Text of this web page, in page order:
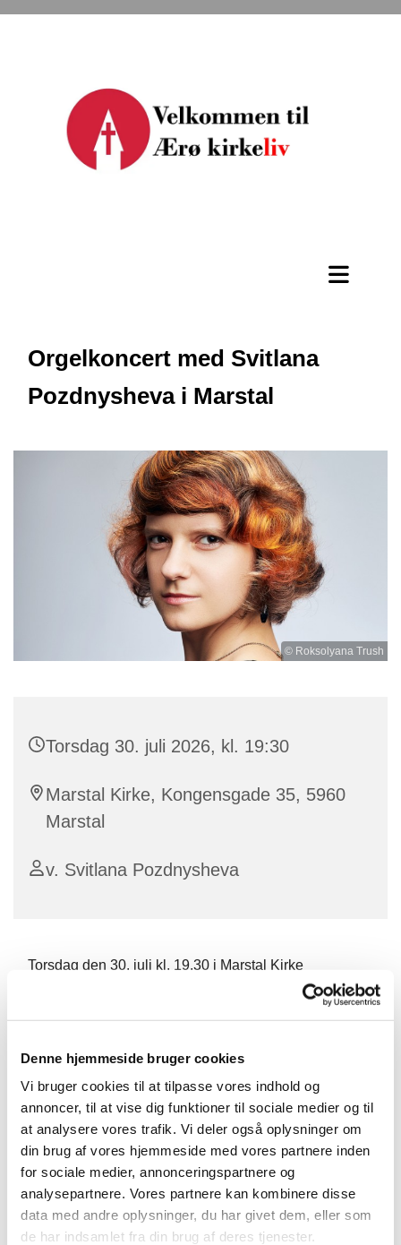
Denne hjemmeside bruger cookies
Vi bruger cookies til at tilpasse vores indhold og
annoncer, til at vise dig funktioner til sociale medier og til
at analysere vores trafik. Vi deler også oplysninger om
din brug af vores hjemmeside med vores partnere inden
for sociale medier, annonceringspartnere og
analysepartnere. Vores partnere kan kombinere disse
data med andre oplysninger, du har givet dem, eller som
de har indsamlet fra din brug af deres tjenester.
Orgelkoncert med Svitlana
Pozdnysheva i Marstal
© Roksolyana Trush
Torsdag 30. juli 2026, kl. 19:30
Marstal Kirke, Kongensgade 35, 5960
Marstal
v. Svitlana Pozdnysheva
Torsdag den 30. juli kl. 19.30 i Marstal Kirke
endnu ikke slået på flugt. Tværtimod er kunst og kultur
med til at opretholde en eller anden form for normalitet
midt i krigens gru.
Svitlana Pozdnysheva er fra Ukraine og skal denne
sommer spille orgelkoncerter i Danmark. Hendes
program er præget af mange nulevende komponister
fra hendes del af Europa, så koncerten indeholder på
flere måder en aktualitet, der er forårsaget af hendes